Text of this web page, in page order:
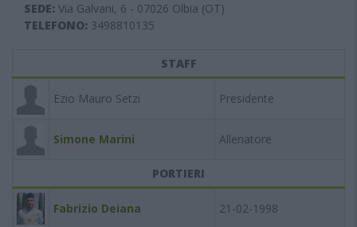
SEDE: Via Galvani, 6 - 07026 Olbia (OT)
TELEFONO: 3498810135
STAFF
Ezio Mauro Setzi Presidente
Simone Marini Allenatore
PORTIERI
Fabrizio Deiana 21-02-1998